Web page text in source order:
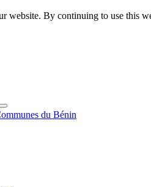
website. By continuing to use this